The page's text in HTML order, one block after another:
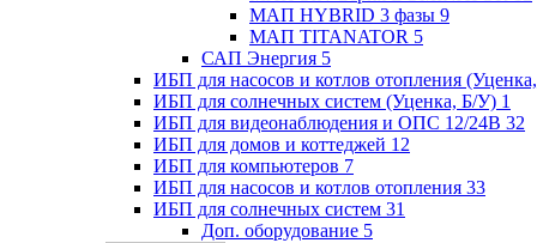
МАП HYBRID 3 фазы 9
МАП TITANATOR 5
САП Энергия 5
ИБП для насосов и котлов отопления
ИБП для солнечных систем (Уценка, Б/У) 1
ИБП для видеонаблюдения и ОПС 12/24В 32
ИБП для домов и коттеджей 12
ИБП для компьютеров 7
ИБП для насосов и котлов отопления 33
ИБП для солнечных систем 31
Доп. оборудование 5